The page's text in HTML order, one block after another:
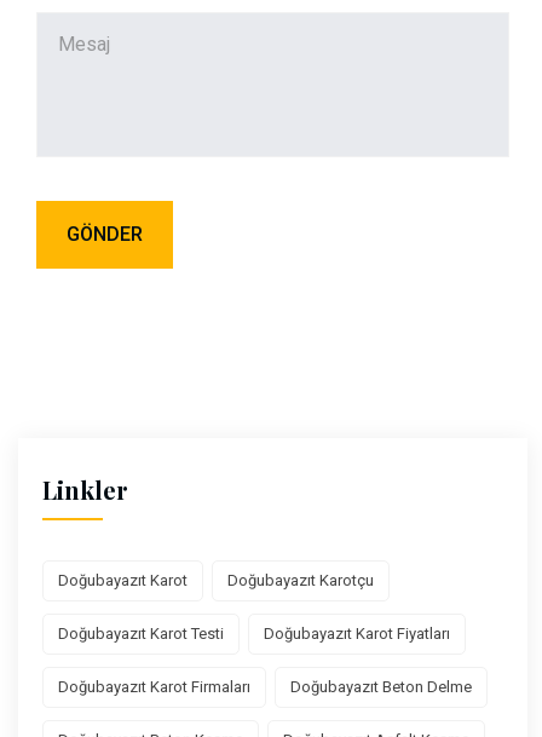
Linkler
Doğubayazıt Karot Doğubayazıt Karotçu
Doğubayazıt Karot Testi Doğubayazıt Karot Fiyatları
Doğubayazıt Karot Firmaları Doğubayazıt Beton Delme